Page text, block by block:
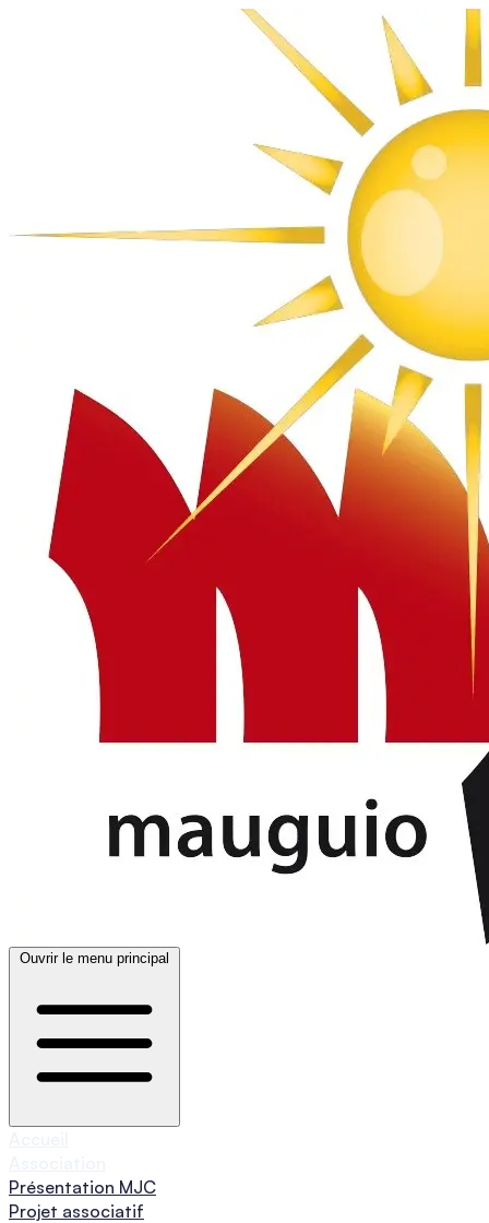
Ouvrir le menu principal
Présentation MJC
Projet associatif